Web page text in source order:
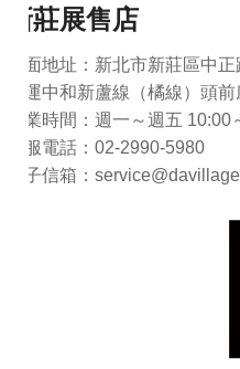
新莊展售店
店面地址：新北市新莊區中
捷運中和新蘆線（橘線）頭
營業時間：週一～週五 10:00
客服電話：02-2990-5980
電子信箱：